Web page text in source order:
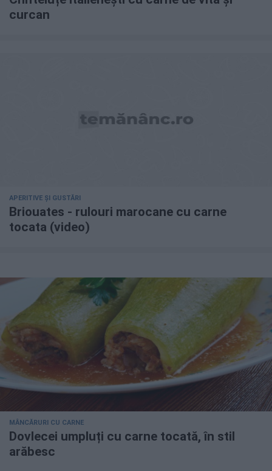
curcan
APERITIVE ȘI GUSTĂRI
Briouates - rulouri marocane cu carne
tocata (video)
MÂNCĂRURI CU CARNE
Dovlecei umpluți cu carne tocată, în stil
arăbesc